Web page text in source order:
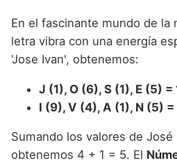
En el fascinante mundo de la
letra vibra con una energía
'Jose Ivan', obtenemos:
J (1), O (6), S (1), E (5)
I (9), V (4), A (1), N (5)
Sumando los valores de José
obtenemos 4 + 1 = 5. El